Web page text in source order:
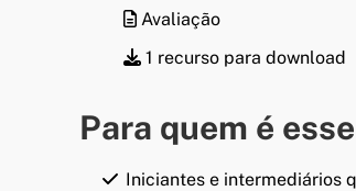
Avaliação
1 recurso para download
Para quem é
Iniciantes e intermediários